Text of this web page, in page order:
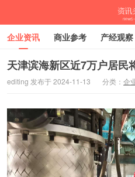
企业资讯 商业参考 产经观察
时尚潮流 母婴亲子 专栏
天津滨海新区近7万户居民
editing 发布于 2024-11-13 分类： 企